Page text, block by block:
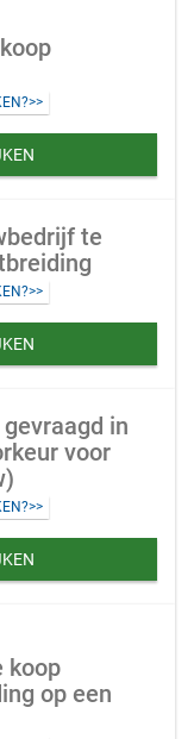
te
in
voor
koop
op een